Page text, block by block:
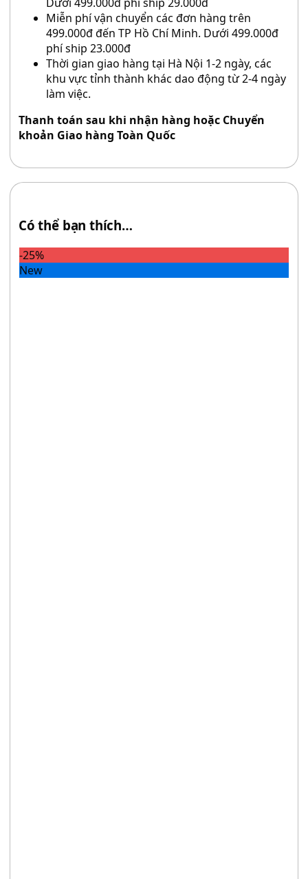
Miễn phí vận chuyển các đơn hàng trên
499.000đ đến TP Hồ Chí Minh. Dưới 499.000đ
phí ship 23.000đ
Thời gian giao hàng tại Hà Nội 1-2 ngày, các
khu vực tỉnh thành khác dao động từ 2-4 ngày
làm việc.
Thanh toán sau khi nhận hàng hoặc Chuyển
khoản Giao hàng Toàn Quốc
Có thể bạn thích…
-25%
New